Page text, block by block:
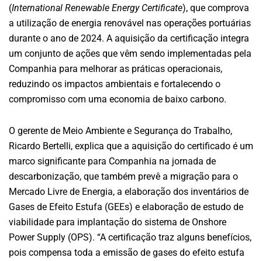
(International Renewable Energy Certificate), que comprova
a utilização de energia renovável nas operações portuárias
durante o ano de 2024. A aquisição da certificação integra
um conjunto de ações que vêm sendo implementadas pela
Companhia para melhorar as práticas operacionais,
reduzindo os impactos ambientais e fortalecendo o
compromisso com uma economia de baixo carbono.
O gerente de Meio Ambiente e Segurança do Trabalho,
Ricardo Bertelli, explica que a aquisição do certificado é um
marco significante para Companhia na jornada de
descarbonização, que também prevê a migração para o
Mercado Livre de Energia, a elaboração dos inventários de
Gases de Efeito Estufa (GEEs) e elaboração de estudo de
viabilidade para implantação do sistema de Onshore
Power Supply (OPS). “A certificação traz alguns benefícios,
pois compensa toda a emissão de gases do efeito estufa